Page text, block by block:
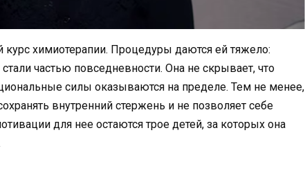
курс химиотерапии. Процедуры даются ей тяжело:
стали частью повседневности. Она не скрывает, что
силы оказываются на пределе. Тем не менее,
внутренний стержень и не позволяет себе
для нее остаются трое детей, за которых она